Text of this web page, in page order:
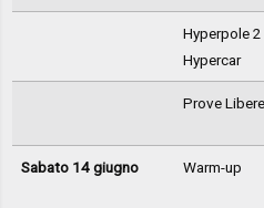
Hyperpole
Hypercar
Prove
Sabato 14 giugno Warm-up